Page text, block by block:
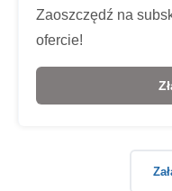
Zaoszczędź na
ofercie!